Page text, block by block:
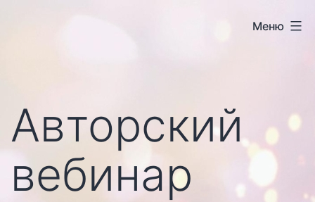
Меню
Авторский
вебинар